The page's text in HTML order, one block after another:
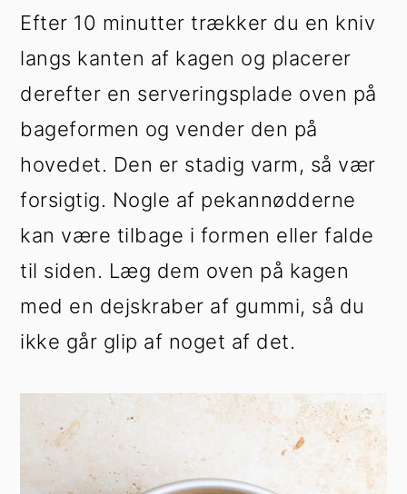
Efter 10 minutter trækker du en kniv
langs kanten af kagen og placerer
derefter en serveringsplade oven på
bageformen og vender den på
hovedet. Den er stadig varm, så vær
forsigtig. Nogle af pekannødderne
kan være tilbage i formen eller falde
til siden. Læg dem oven på kagen
med en dejskraber af gummi, så du
ikke går glip af noget af det.